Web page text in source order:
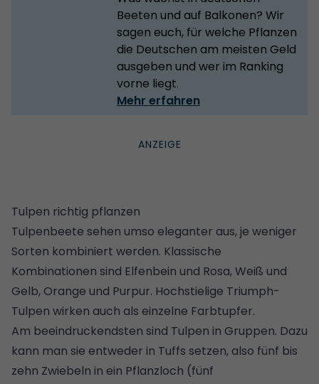
Beeten und auf Balkonen? Wir
sagen euch, für welche Pflanzen
die Deutschen am meisten Geld
ausgeben und wer im Ranking
vorne liegt.
Mehr erfahren
Tulpen richtig pflanzen
Tulpenbeete sehen umso eleganter aus, je weniger
Sorten kombiniert werden. Klassische
Kombinationen sind Elfenbein und Rosa, Weiß und
Gelb, Orange und Purpur. Hochstielige Triumph-
Tulpen wirken auch als einzelne Farbtupfer.
Am beeindruckendsten sind Tulpen in Gruppen. Dazu
kann man sie entweder in Tuffs setzen, also fünf bis
zehn Zwiebeln in ein Pflanzloch (fünf